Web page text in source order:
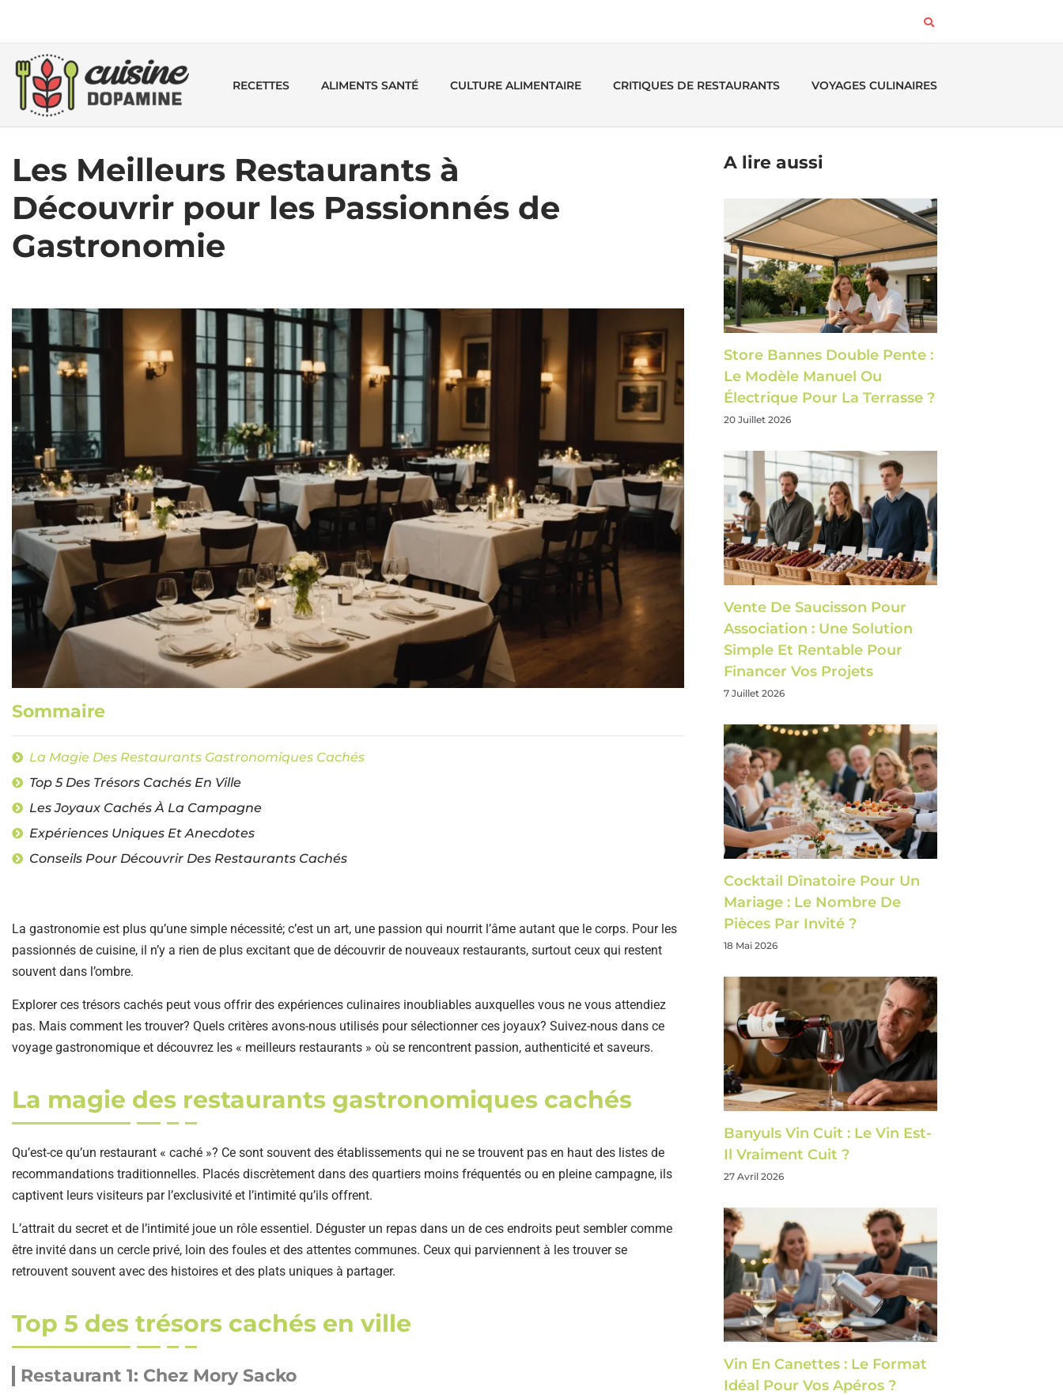
RECETTES ALIMENTS SANTÉ CULTURE ALIMENTAIRE CRITIQUES DE RESTAURANTS VOYAGES CULINAIRES
Les Meilleurs Restaurants à
Découvrir pour les Passionnés de
Gastronomie
Sommaire
La Magie Des Restaurants Gastronomiques Cachés
Top 5 Des Trésors Cachés En Ville
Les Joyaux Cachés À La Campagne
Expériences Uniques Et Anecdotes
Conseils Pour Découvrir Des Restaurants Cachés
La gastronomie est plus qu’une simple nécessité; c’est un art, une passion qui nourrit l’âme autant que le corps. Pour les
passionnés de cuisine, il n’y a rien de plus excitant que de découvrir de nouveaux restaurants, surtout ceux qui restent
souvent dans l’ombre.
Explorer ces trésors cachés peut vous offrir des expériences culinaires inoubliables auxquelles vous ne vous attendiez
pas. Mais comment les trouver? Quels critères avons-nous utilisés pour sélectionner ces joyaux? Suivez-nous dans ce
voyage gastronomique et découvrez les « meilleurs restaurants » où se rencontrent passion, authenticité et saveurs.
La magie des restaurants gastronomiques cachés
Qu’est-ce qu’un restaurant « caché »? Ce sont souvent des établissements qui ne se trouvent pas en haut des listes de
recommandations traditionnelles. Placés discrètement dans des quartiers moins fréquentés ou en pleine campagne, ils
captivent leurs visiteurs par l’exclusivité et l’intimité qu’ils offrent.
L’attrait du secret et de l’intimité joue un rôle essentiel. Déguster un repas dans un de ces endroits peut sembler comme
être invité dans un cercle privé, loin des foules et des attentes communes. Ceux qui parviennent à les trouver se
retrouvent souvent avec des histoires et des plats uniques à partager.
Top 5 des trésors cachés en ville
Restaurant 1: Chez Mory Sacko
A lire aussi
Store Bannes Double Pente :
Le Modèle Manuel Ou
Électrique Pour La Terrasse ?
20 Juillet 2026
Vente De Saucisson Pour
Association : Une Solution
Simple Et Rentable Pour
Financer Vos Projets
7 Juillet 2026
Cocktail Dînatoire Pour Un
Mariage : Le Nombre De
Pièces Par Invité ?
18 Mai 2026
Banyuls Vin Cuit : Le Vin Est-
Il Vraiment Cuit ?
27 Avril 2026
Vin En Canettes : Le Format
Idéal Pour Vos Apéros ?